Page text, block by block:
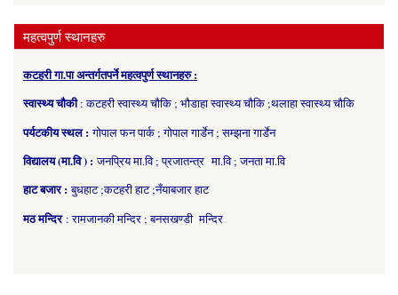
महत्वपुर्ण स्थानहरु
कटहरी गा.पा अन्तर्गतपर्ने महत्वपुर्ण स्थानहरु :
स्वास्थ्य चौकी: कटहरी स्वास्थ्य चौकि ; भौडाहा स्वास्थ्य चौकि ;थलाहा स्वास्थ्य चौकि
पर्यटकीय स्थल :गोपाल फन पार्क ; गोपाल गार्डेन ; सम्झना गार्डेन
विद्यालय (मा.वि ) :जनप्रिय मा.वि ; प्रजातन्त्र मा.वि ; जनता मा.वि
हाट बजार :बुधहाट ;कटहरी हाट ;नँयाबजार हाट
मठ मन्दिर : रामजानकी मन्दिर ; बनसखण्डी मन्दिर